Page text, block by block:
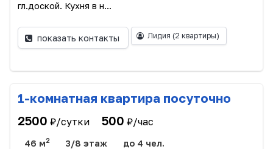
гл.доской. Кухня в н...
показать контакты Лидия (2 квартиры)
1-комнатная квартира посуточно
2500 ₽/сутки 500 ₽/час
46 м2 3/8 этаж до 4 чел.